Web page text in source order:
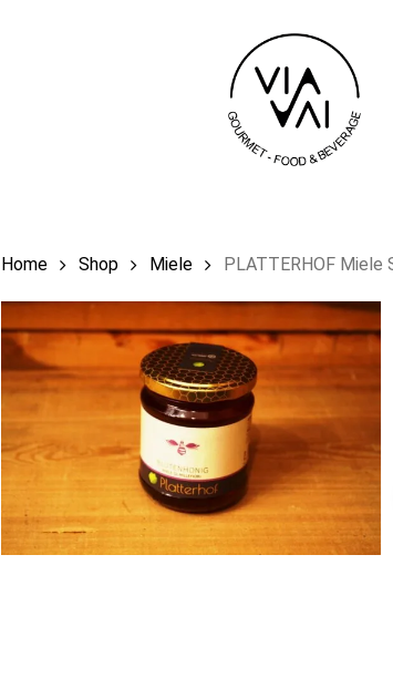
Home Shop Miele PLATTERHOF